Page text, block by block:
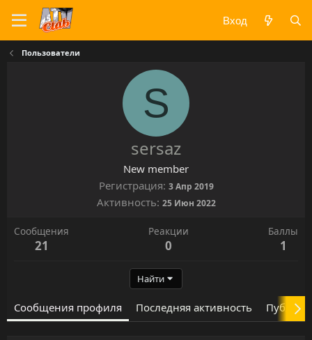
Вход
Пользователи
S
sersaz
New member
Регистрация 3 Апр 2019
Активность 25 Июн 2022
Сообщения
21
Реакции
0
Баллы
1
Найти
Сообщения профиля Последняя активность